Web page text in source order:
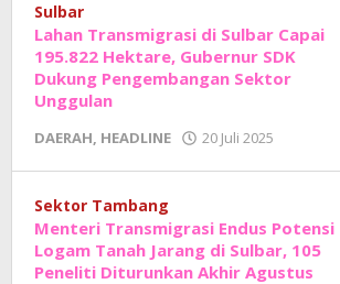
Sulbar
Lahan Transmigrasi di Sulbar Capai
195.822 Hektare, Gubernur SDK
Dukung Pengembangan Sektor
Unggulan
DAERAH, HEADLINE 20 Juli 2025
Junaedi
Sektor Tambang
Menteri Transmigrasi Endus Potensi
Logam Tanah Jarang di Sulbar, 105
Peneliti Diturunkan Akhir Agustus